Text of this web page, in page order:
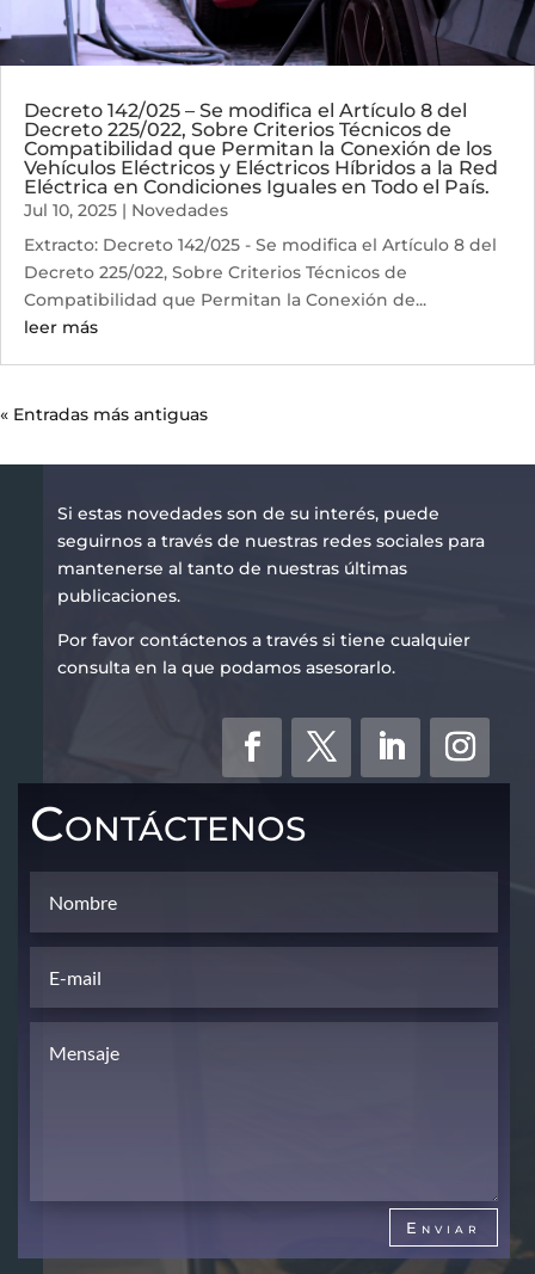
Decreto 142/025 – Se modifica el Artículo 8 del
Decreto 225/022, Sobre Criterios Técnicos de
Compatibilidad que Permitan la Conexión de los
Vehículos Eléctricos y Eléctricos Híbridos a la Red
Eléctrica en Condiciones Iguales en Todo el País.
Jul 10, 2025 | Novedades
Extracto: Decreto 142/025 - Se modifica el Artículo 8 del
Decreto 225/022, Sobre Criterios Técnicos de
Compatibilidad que Permitan la Conexión de...
leer más
« Entradas más antiguas
Si estas novedades son de su interés, puede
seguirnos a través de nuestras redes sociales para
mantenerse al tanto de nuestras últimas
publicaciones.
Por favor contáctenos a través si tiene cualquier
consulta en la que podamos asesorarlo.
Contáctenos
Enviar